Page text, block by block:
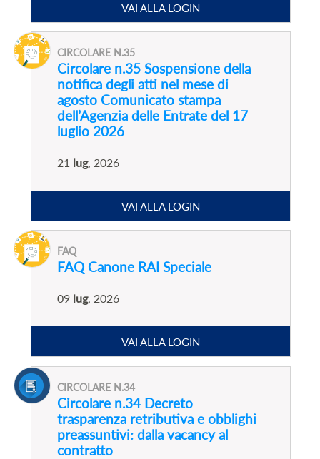
VAI ALLA LOGIN
CIRCOLARE N.35
Circolare n.35 Sospensione della
notifica degli atti nel mese di
agosto Comunicato stampa
dell’Agenzia delle Entrate del 17
luglio 2026
21 lug, 2026
VAI ALLA LOGIN
FAQ
FAQ Canone RAI Speciale
09 lug, 2026
VAI ALLA LOGIN
CIRCOLARE N.34
Circolare n.34 Decreto
trasparenza retributiva e obblighi
preassuntivi: dalla vacancy al
contratto